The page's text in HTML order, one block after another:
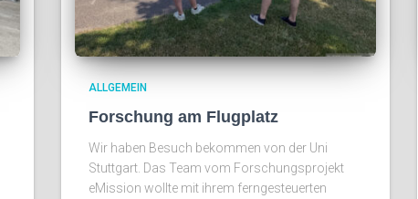
ALLGEMEIN
Forschung am Flugplatz
Wir haben Besuch bekommen von der Uni
Stuttgart. Das Team vom Forschungsprojekt
eMission wollte mit ihrem ferngesteuerten